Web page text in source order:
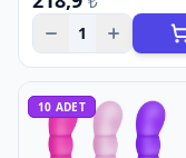
1
10 ADET